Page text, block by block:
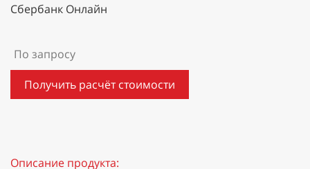
Сбербанк Онлайн
По запросу
Получить расчёт стоимости
Описание продукта: